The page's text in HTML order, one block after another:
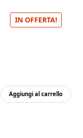
IN OFFERTA!
Aggiungi al carrello